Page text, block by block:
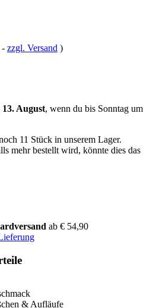
- zzgl. Versand )
August, wenn du bis Sonntag um
11 Stück in unserem Lager.
mehr bestellt wird, könnte dies das
ab € 54,90
& Aufläufe